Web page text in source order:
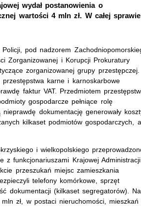
wydał postanowienia o
wartości 4 mln zł. W całej sprawie
pod nadzorem
Zorganizowanej i Korupcji Prokuratury
zorganizowanej grupy przestępczej.
przestępstwa karne i karnoskarbowe
faktur VAT. Przedmiotem
gospodarcze pełniące rolę
dokumentację generowały
kilkaset podmiotów gospodarczych, a
i wielkopolskiego
z funkcjonariuszami Krajowej Administracji
przeszukań miejsc zamieszkania
telefony komórkowe, sprzęt
dokumentacji (kilkaset segregatorów). Na
zł, w postaci nieruchomości, mieszkań